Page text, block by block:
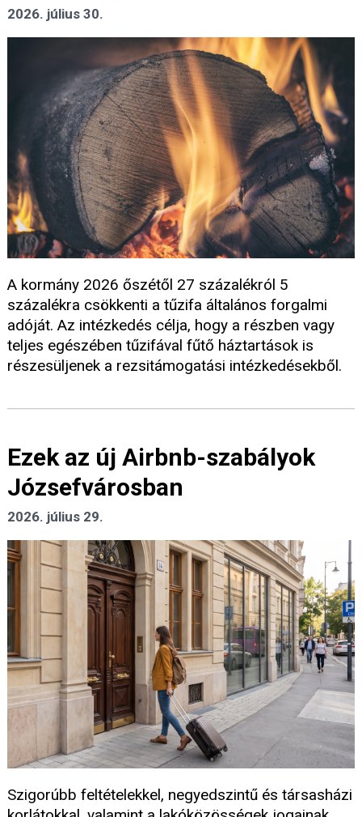
2026. július 30.
A kormány 2026 őszétől 27 százalékról 5
százalékra csökkenti a tűzifa általános forgalmi
adóját. Az intézkedés célja, hogy a részben vagy
teljes egészében tűzifával fűtő háztartások is
részesüljenek a rezsitámogatási intézkedésekből.
Ezek az új Airbnb-szabályok
Józsefvárosban
2026. július 29.
Szigorúbb feltételekkel, negyedszintű és társasházi